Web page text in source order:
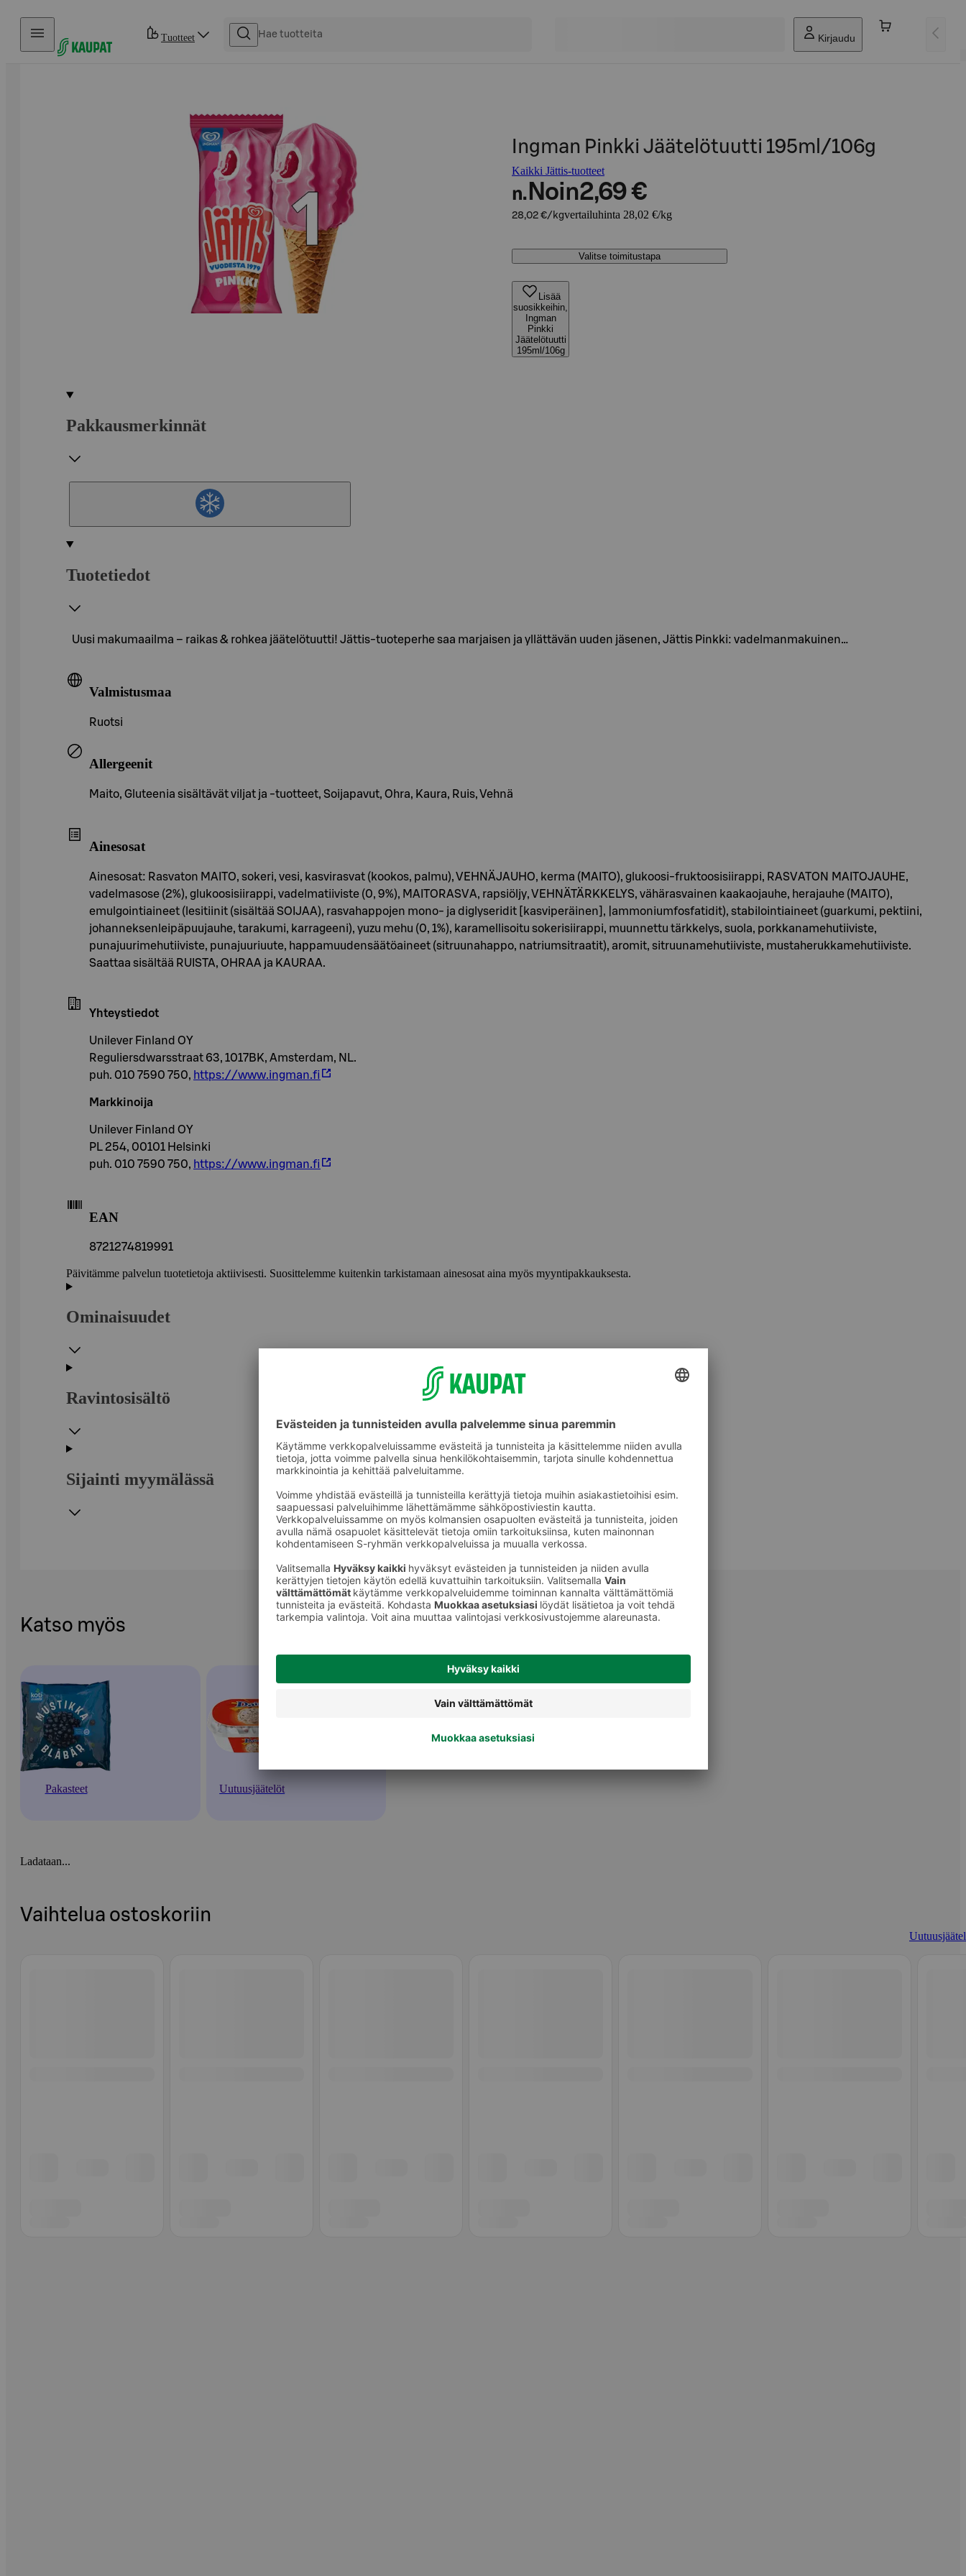
Hyppää sisältöön
Tuotteet Kirjaudu
Ingman Pinkki Jäätelötuutti 195ml/106g
Kaikki Jättis-tuotteet
n. Noin2,69 €
28,02 €/kgvertailuhinta 28,02 €/kg
Valitse toimitustapa
Lisää
suosikkeihin,
Ingman
Pinkki
Jäätelötuutti
195ml/106g
Pakkausmerkinnät
Tuotetiedot
Uusi makumaailma – raikas & rohkea jäätelötuutti! Jättis-tuoteperhe saa marjaisen ja yllättävän uuden jäsenen, Jättis Pinkki: vadelmanmakuinen…
Valmistusmaa
Ruotsi
Allergeenit
Maito, Gluteenia sisältävät viljat ja -tuotteet, Soijapavut, Ohra, Kaura, Ruis, Vehnä
Ainesosat
Ainesosat: Rasvaton MAITO, sokeri, vesi, kasvirasvat (kookos, palmu), VEHNÄJAUHO, kerma (MAITO), glukoosi-fruktoosisiirappi, RASVATON MAITOJAUHE,
vadelmasose (2%), glukoosisiirappi, vadelmatiiviste (0, 9%), MAITORASVA, rapsiöljy, VEHNÄTÄRKKELYS, vähärasvainen kaakaojauhe, herajauhe (MAITO),
emulgointiaineet (lesitiinit (sisältää SOIJAA), rasvahappojen mono- ja diglyseridit [kasviperäinen], |ammoniumfosfatidit), stabilointiaineet (guarkumi, pektiini,
johanneksenleipäpuujauhe, tarakumi, karrageeni), yuzu mehu (0, 1%), karamellisoitu sokerisiirappi, muunnettu tärkkelys, suola, porkkanamehutiiviste,
punajuurimehutiiviste, punajuuriuute, happamuudensäätöaineet (sitruunahappo, natriumsitraatit), aromit, sitruunamehutiiviste, mustaherukkamehutiiviste.
Saattaa sisältää RUISTA, OHRAA ja KAURAA.
Yhteystiedot
Unilever Finland OY
Reguliersdwarsstraat 63, 1017BK, Amsterdam, NL.
puh. 010 7590 750, https://www.ingman.fi
Markkinoija
Unilever Finland OY
PL 254, 00101 Helsinki
puh. 010 7590 750, https://www.ingman.fi
EAN
8721274819991
Päivitämme palvelun tuotetietoja aktiivisesti. Suosittelemme kuitenkin tarkistamaan ainesosat aina myös myyntipakkauksesta.
Ominaisuudet
Ravintosisältö
Sijainti myymälässä
Katso myös
Pakasteet Uutuusjäätelöt
Ladataan...
Vaihtelua ostoskoriin